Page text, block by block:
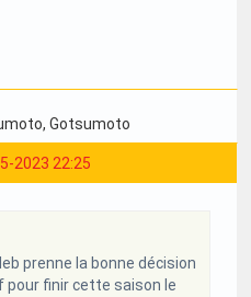
, Gotsumoto
2023 22:25
prenne la bonne décision
pour finir cette saison le